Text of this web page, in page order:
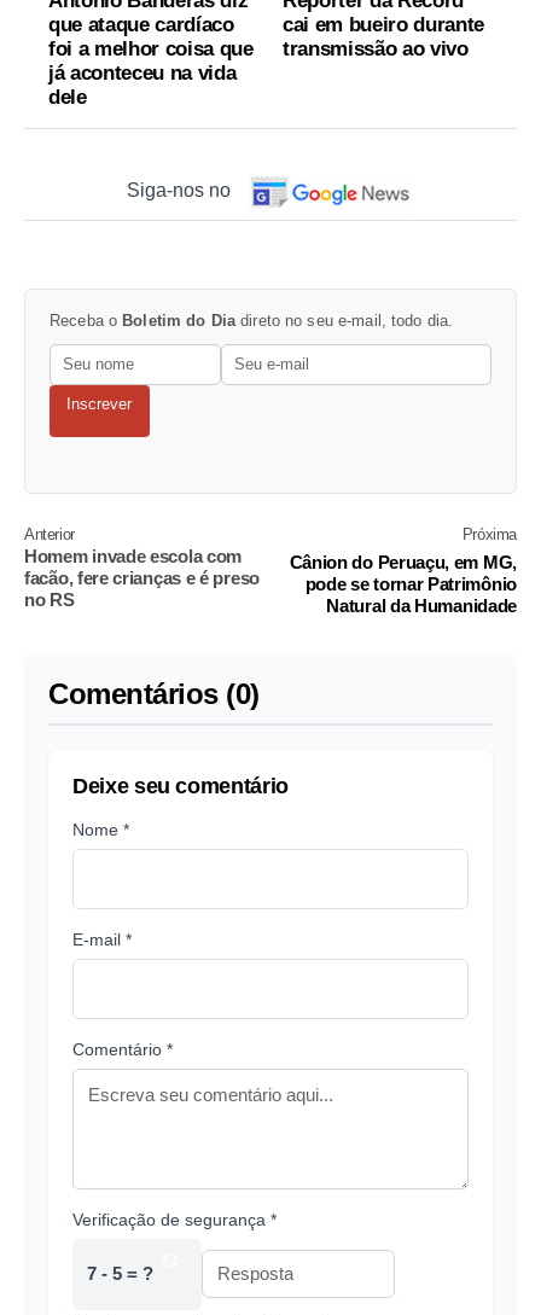
que ataque cardíaco
foi a melhor coisa que
já aconteceu na vida
dele
cai em bueiro durante
transmissão ao vivo
Siga-nos no
Receba o Boletim do Diadireto no seu e-mail, todo dia.
Inscrever
Anterior
Homem invade escola com
facão, fere crianças e é preso
no RS
Próxima
Cânion do Peruaçu, em MG,
pode se tornar Patrimônio
Natural da Humanidade
Comentários (0)
Deixe seu comentário
Nome *
E-mail *
Comentário *
Verificação de segurança *
7 - 5 = ?